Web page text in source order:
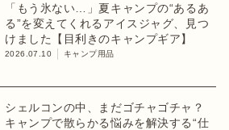
「もう氷ない…」夏キャンプの“あるあ
る”を変えてくれるアイスジャグ、見つ
けました【目利きのキャンプギア】
2026.07.10 キャンプ用品
シェルコンの中、まだゴチャゴチャ？
キャンプで散らかる悩みを解決する“仕